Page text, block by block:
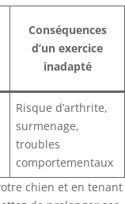
Conséquences
d’un exercice
inadapté
Risque d’arthrite,
surmenage,
troubles
comportementaux
chien et en tenant